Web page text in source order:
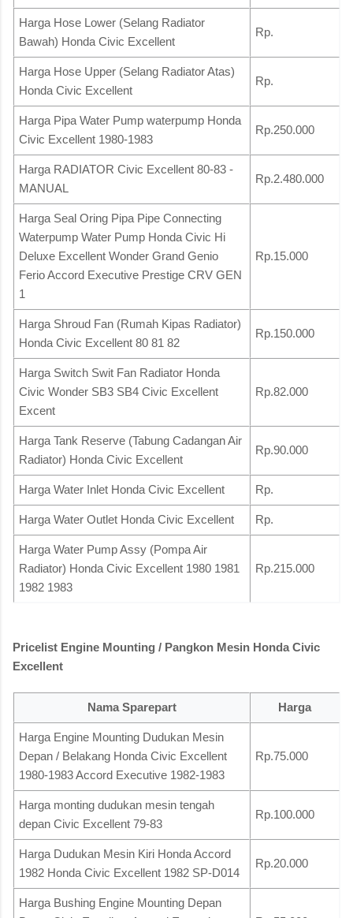
Harga Hose Lower (Selang Radiator
Bawah) Honda Civic Excellent
Rp.
Harga Hose Upper (Selang Radiator Atas)
Honda Civic Excellent
Rp.
Harga Pipa Water Pump waterpump Honda
Civic Excellent 1980-1983
Rp.250.000
Harga RADIATOR Civic Excellent 80-83 -
MANUAL
Rp.2.480.000
Harga Seal Oring Pipa Pipe Connecting
Waterpump Water Pump Honda Civic Hi
Deluxe Excellent Wonder Grand Genio
Ferio Accord Executive Prestige CRV GEN
1
Rp.15.000
Harga Shroud Fan (Rumah Kipas Radiator)
Honda Civic Excellent 80 81 82
Rp.150.000
Harga Switch Swit Fan Radiator Honda
Civic Wonder SB3 SB4 Civic Excellent
Excent
Rp.82.000
Harga Tank Reserve (Tabung Cadangan Air
Radiator) Honda Civic Excellent
Rp.90.000
Harga Water Inlet Honda Civic Excellent Rp.
Harga Water Outlet Honda Civic Excellent Rp.
Harga Water Pump Assy (Pompa Air
Radiator) Honda Civic Excellent 1980 1981
1982 1983
Rp.215.000
Pricelist Engine Mounting / Pangkon Mesin Honda Civic
Excellent
Nama Sparepart Harga
Harga Engine Mounting Dudukan Mesin
Depan / Belakang Honda Civic Excellent
1980-1983 Accord Executive 1982-1983
Rp.75.000
Harga monting dudukan mesin tengah
depan Civic Excellent 79-83
Rp.100.000
Harga Dudukan Mesin Kiri Honda Accord
1982 Honda Civic Excellent 1982 SP-D014
Rp.20.000
Harga Bushing Engine Mounting Depan